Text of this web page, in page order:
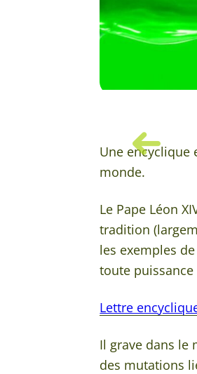
Une encyclique
monde.
Le Pape Léon
tradition
les exemples
toute puissance
Lettre
Il grave dans le
des mutations